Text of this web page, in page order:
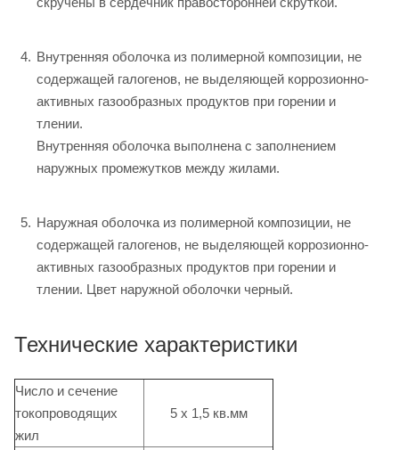
Внутренняя оболочка из полимерной композиции, не
содержащей галогенов, не выделяющей коррозионно-
активных газообразных продуктов при горении и
тлении.
Внутренняя оболочка выполнена с заполнением
наружных промежутков между жилами.
Наружная оболочка из полимерной композиции, не
содержащей галогенов, не выделяющей коррозионно-
активных газообразных продуктов при горении и
тлении. Цвет наружной оболочки черный.
Технические характеристики
Число и сечение
токопроводящих
жил
5 х 1,5 кв.мм